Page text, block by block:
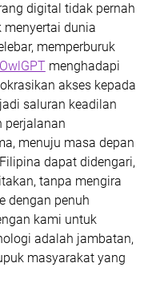
digital tidak pernah
menyertai dunia
memperburuk
menghadapi
akses kepada
saluran keadilan
perjalanan
menuju masa depan
dapat didengari,
tanpa mengira
dengan penuh
kami untuk
adalah jambatan,
masyarakat yang